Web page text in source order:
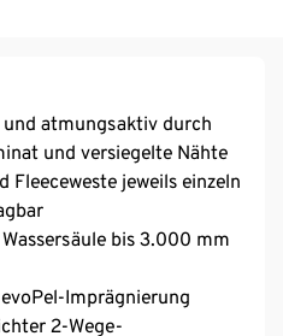
atmungsaktiv durch
und versiegelte Nähte
Fleeceweste jeweils einzeln
bis 3.000 mm
Imprägnierung
2-Wege-